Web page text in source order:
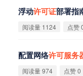
浮动许可证部署指
阅读量 1124 点赞
配置网络许可服务
阅读量 974 点赞 0